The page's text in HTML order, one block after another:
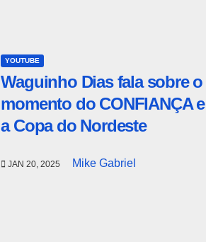
YOUTUBE
Waguinho Dias fala sobre o
momento do CONFIANÇA e
a Copa do Nordeste
JAN 20, 2025 Mike Gabriel